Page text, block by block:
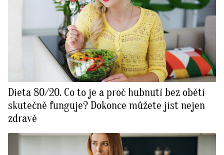
Dieta 80/20. Co to je a proč hubnutí bez obětí
skutečně funguje? Dokonce můžete jíst nejen
zdravě